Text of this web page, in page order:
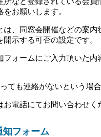
をお願いします。
、同窓会開催などの案内
開示する可否の設定です。
フォームにご入力頂いた
ても連絡がないという場
お電話にてお問い合わせく
フォーム